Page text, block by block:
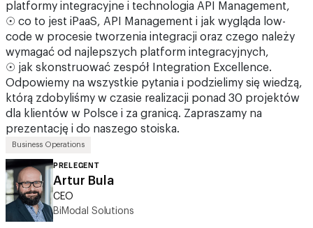
platformy integracyjne i technologia API Management,
☉ co to jest iPaaS, API Management i jak wygląda low-
code w procesie tworzenia integracji oraz czego należy
wymagać od najlepszych platform integracyjnych,
☉ jak skonstruować zespół Integration Excellence.
Odpowiemy na wszystkie pytania i podzielimy się wiedzą,
którą zdobyliśmy w czasie realizacji ponad 30 projektów
dla klientów w Polsce i za granicą. Zapraszamy na
prezentację i do naszego stoiska.
Business Operations
PRELEGENT
Artur Bula
CEO
BiModal Solutions